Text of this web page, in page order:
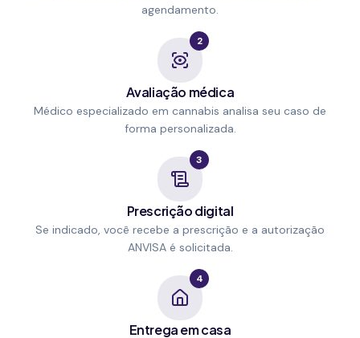
agendamento.
2
Avaliação médica
Médico especializado em cannabis analisa seu caso de
forma personalizada.
3
Prescrição digital
Se indicado, você recebe a prescrição e a autorização
ANVISA é solicitada.
4
Entrega em casa